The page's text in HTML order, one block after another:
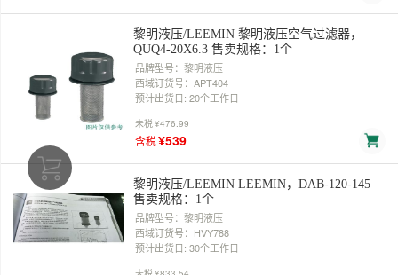
黎明液压/LEEMIN 黎明液压空气过滤器，
QUQ4-20X6.3 售卖规格：1个
品牌型号：黎明液压
西域订货号：APT404
预计出货日: 20个工作日
未税¥476.99
含税¥539
黎明液压/LEEMIN LEEMIN，DAB-120-145
售卖规格：1个
品牌型号：黎明液压
西域订货号：HVY788
预计出货日: 30个工作日